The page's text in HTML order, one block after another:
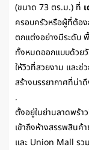
(ขนาด 73 ตร.ม.) ที่
ครอบครัวหรือผู้ที่ต้อ
ตกแต่งอย่างมีระดับ
ทั้งหมดออกแบบด้วย
ให้วิวที่สวยงาม และช่
สร้างบรรยากาศที่น่า
.
ตั้งอยู่ในย่านลาดพร้า
เข้าถึงห้างสรรพสินค้
และ Union Mall รว